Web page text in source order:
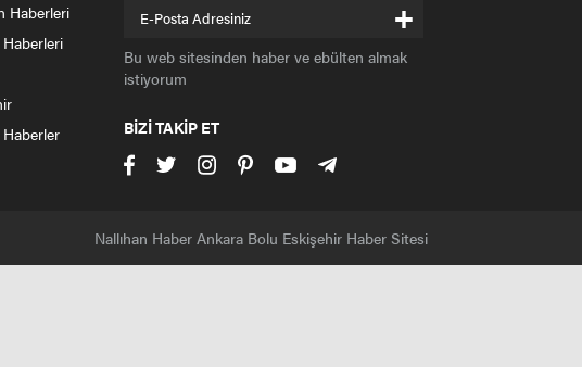
Haberleri
+
Bu web sitesinden haber ve ebülten almak
istiyorum
BİZİ TAKİP ET
Nallıhan Haber Ankara Bolu Eskişehir Haber Sitesi